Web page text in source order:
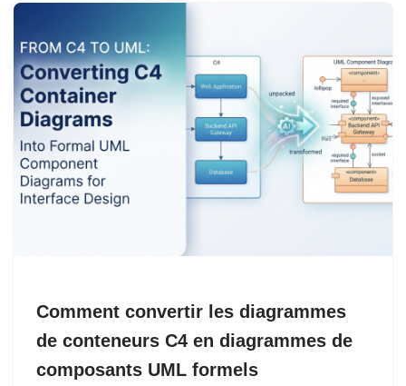
Comment convertir les diagrammes
de conteneurs C4 en diagrammes de
composants UML formels